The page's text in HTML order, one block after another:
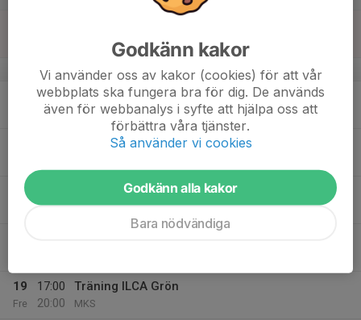
v.38
17
19
Fre
17:00
20:00
Träning ILCA Grön
MKS
Godkänn kakor
Vi använder oss av kakor (cookies) för att vår
webbplats ska fungera bra för dig. De används
även för webbanalys i syfte att hjälpa oss att
förbättra våra tjänster.
Så använder vi cookies
Godkänn alla kakor
Bara nödvändiga